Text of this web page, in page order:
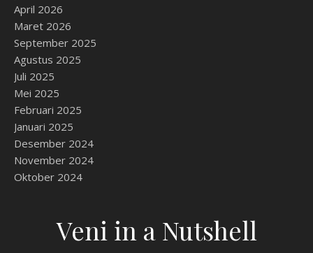
April 2026
Maret 2026
September 2025
Agustus 2025
Juli 2025
Mei 2025
Februari 2025
Januari 2025
Desember 2024
November 2024
Oktober 2024
Veni in a Nutshell